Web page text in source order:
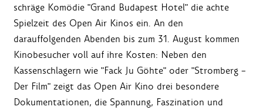
schräge Komödie "Grand Budapest Hotel" die achte
Spielzeit des Open Air Kinos ein. An den
darauffolgenden Abenden bis zum 31. August kommen
Kinobesucher voll auf ihre Kosten: Neben den
Kassenschlagern wie "Fack Ju Göhte" oder "Stromberg –
Der Film" zeigt das Open Air Kino drei besondere
Dokumentationen, die Spannung, Faszination und